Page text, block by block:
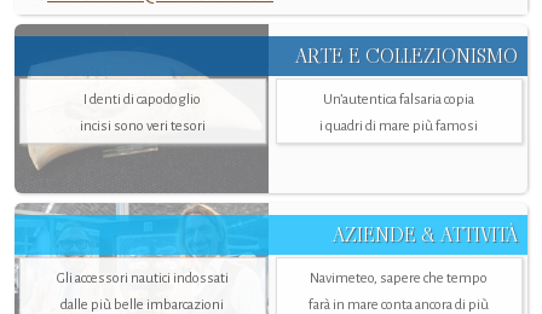
ARTE E COLLEZIONISMO
I denti di capodoglio
incisi sono veri tesori
Un’autentica falsaria copia
i quadri di mare più famosi
AZIENDE & ATTIVITÀ
Gli accessori nautici indossati
dalle più belle imbarcazioni
Navimeteo, sapere che tempo
farà in mare conta ancora di più